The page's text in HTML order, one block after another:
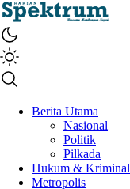
spektrumonline.com
Berita Utama
Nasional
Politik
Pilkada
Hukum & Kriminal
Metropolis